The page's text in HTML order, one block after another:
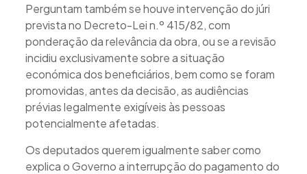
Perguntam também se houve intervenção do júri
prevista no Decreto-Lei n.º 415/82, com
ponderação da relevância da obra, ou se a revisão
incidiu exclusivamente sobre a situação
económica dos beneficiários, bem como se foram
promovidas, antes da decisão, as audiências
prévias legalmente exigíveis às pessoas
potencialmente afetadas.
Os deputados querem igualmente saber como
explica o Governo a interrupção do pagamento do